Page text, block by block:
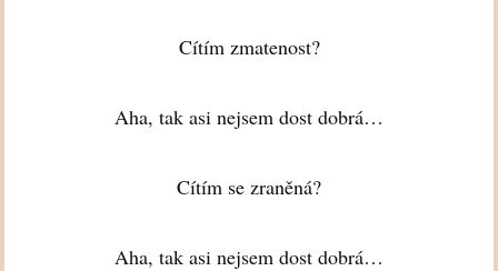
Cítím zmatenost?
Aha, tak asi nejsem dost dobrá…
Cítím se zraněná?
Aha, tak asi nejsem dost dobrá…